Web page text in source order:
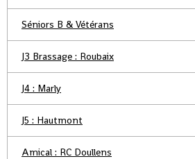
Séniors B & Vétérans
J3 Brassage : Roubaix
J4 : Marly
J5 : Hautmont
Amical : RC Doullens